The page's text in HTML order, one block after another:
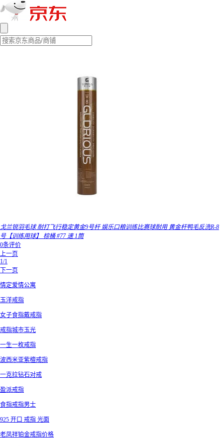
戈兰锐羽毛球 耐打飞行稳定黄金9号杆 娱乐口粮训练比赛球耐用 黄金杆鸭毛反洗R-8
号【训练用球】 棕桶 #77 速 1筒
0条评价
上一页
1/1
下一页
情定爱情公寓
玉洋戒指
女子食指戴戒指
戒指城市玉光
一生一枚戒指
波西米亚紫檀戒指
一克拉钻石对戒
盈派戒指
食指戒指男士
925 开口 戒指 光面
老凤祥铂金戒指价格